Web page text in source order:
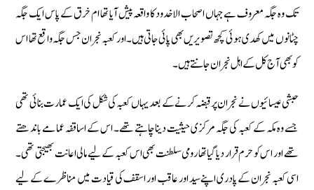
تک وہ جگہ معروف ہے جہاں اصحاب الاخدود کا واقعہ پیش آیا تھا ام خرق کے پاس ایک جگہ
چٹانوں میں کھدی ہوئی کچھ تصویریں بھی پائی جاتی ہیں۔ اور کعبہ نجران جس جگہ واقع تھا اس
کو بھی آج کل کے اہل نجران جانتے ہیں۔
حبشی عیسائیوں نے نجران پر قبضہ کرنے کے بعد یہاں کعبہ کی شکل کی ایک عمارت بنائی تھی
جسے وہ مکہ کے کعبہ کی جگہ مرکزی حیثیت دینا چاہتے تھے۔ اس کے اساقفہ عمامے باندھتے
تھے اور اس کو حرم قرار دیا گیا تھا رومی سلطنت بھی اس کعبہ کے لیے مالی اعانت بھیجتی تھی۔
اسی کعبہ نجران کے پادری اپنے سید اور عاقب اور اسقف کی قیادت میں مناظرے کے لیے